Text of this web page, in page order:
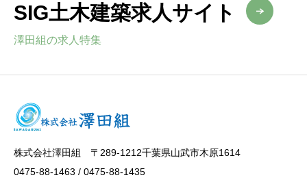
SIG土木建築求人サイト
澤田組の求人特集
株式会社澤田組 〒289-1212千葉県山武市木原1614
0475-88-1463 / 0475-88-1435